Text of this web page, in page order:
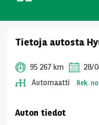
Tietoja autosta
95 267 km 28/
Automaatti
Rek. no
Auton tiedot